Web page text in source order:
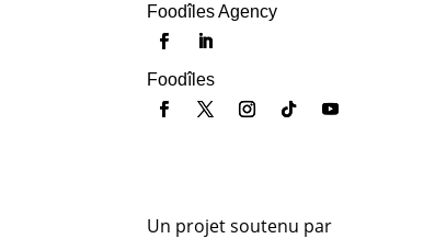
Foodîles Agency
Foodîles
Un projet soutenu par